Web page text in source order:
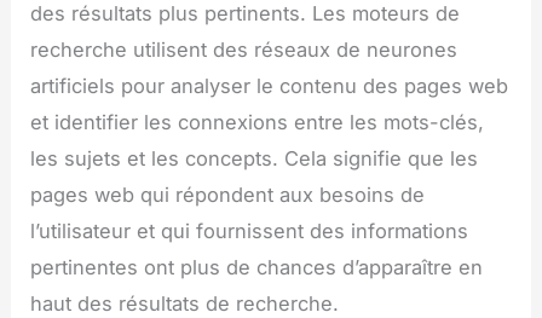
des résultats plus pertinents. Les moteurs de
recherche utilisent des réseaux de neurones
artificiels pour analyser le contenu des pages web
et identifier les connexions entre les mots-clés,
les sujets et les concepts. Cela signifie que les
pages web qui répondent aux besoins de
l’utilisateur et qui fournissent des informations
pertinentes ont plus de chances d’apparaître en
haut des résultats de recherche.